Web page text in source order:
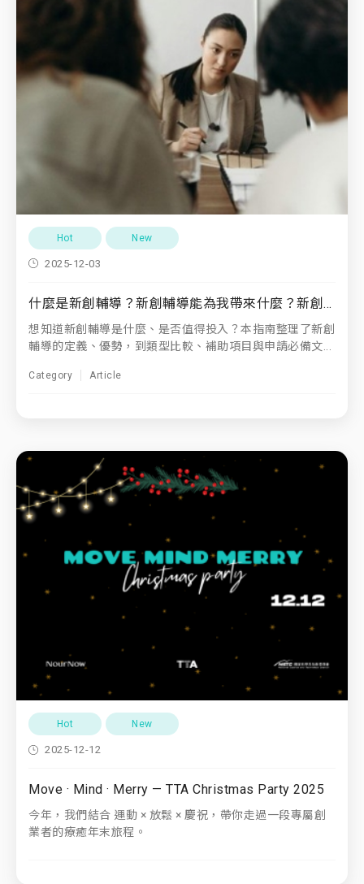
Hot New
2025-12-03
什麼是新創輔導？新創輔導能為我帶來什麼？新創輔導推薦應用指南
想知道新創輔導是什麼、是否值得投入？本指南整理了新創
輔導的定義、優勢，到類型比較、補助項目與申請必備文...
Category Article
Hot New
2025-12-12
Move · Mind · Merry — TTA Christmas Party 2025
今年，我們結合 運動 × 放鬆 × 慶祝，帶你走過一段專屬創
業者的療癒年末旅程。